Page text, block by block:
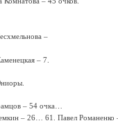
–
– 7.
– 54 очка…
– 26… 61. Павел Романенко